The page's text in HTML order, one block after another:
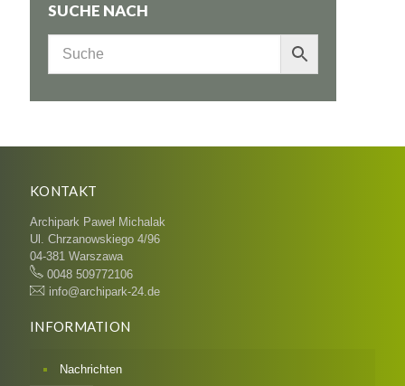
SUCHE NACH
KONTAKT
Archipark Paweł Michalak
Ul. Chrzanowskiego 4/96
04-381 Warszawa
0048 509772106
info@archipark-24.de
INFORMATION
Nachrichten